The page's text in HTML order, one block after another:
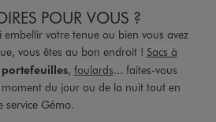
POUR VOUS ?
embellir votre tenue ou bien vous avez
vous êtes au bon endroit ! Sacs à
portefeuilles, foulards... faites-vous
du jour ou de la nuit tout en
Gémo.